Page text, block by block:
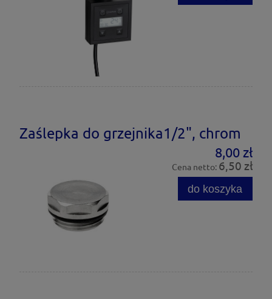
Zaślepka do grzejnika1/2", chrom
8,00 zł
Cena netto: 6,50 zł
do koszyka